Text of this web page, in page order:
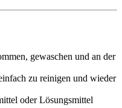
gewaschen und an der
zu reinigen und wieder
oder Lösungsmittel